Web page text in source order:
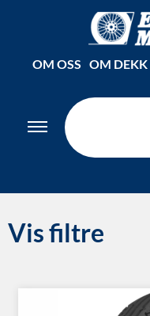
OM OSS OM DEKK
Vis filtre